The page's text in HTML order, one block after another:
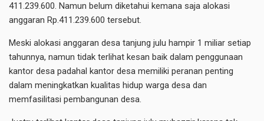
411.239.600. Namun belum diketahui kemana saja alokasi
anggaran Rp.411.239.600 tersebut.
Meski alokasi anggaran desa tanjung julu hampir 1 miliar setiap
tahunnya, namun tidak terlihat kesan baik dalam penggunaan
kantor desa padahal kantor desa memiliki peranan penting
dalam meningkatkan kualitas hidup warga desa dan
memfasilitasi pembangunan desa.